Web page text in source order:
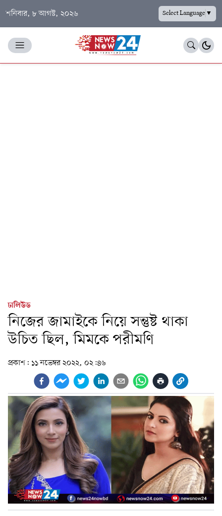
শনিবার, ৮ আগস্ট, ২০২৬ Select Language▼
ঢালিউড
নিজের জামাইকে নিয়ে সন্তুষ্ট থাকা
উচিত ছিল, মিমকে পরীমণি
প্রকাশ: ১১ নভেম্বর ২০২২, ০২:৪৬